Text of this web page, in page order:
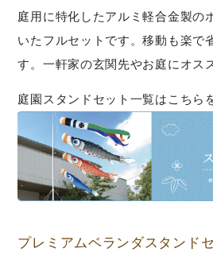
庭用に特化したアルミ軽合金製の
いたフルセットです。移動も楽で
す。一軒家の玄関先やお庭にオス
庭園スタンドセット一覧はこちら
プレミアムベランダスタンド